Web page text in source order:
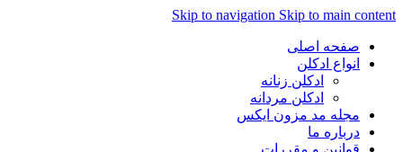
Skip to navigation Skip to main
صفحه اصلی
انواع ادکلن
ادکلن زنانه
ادکلن مردانه
مجله مد مزون ایکس
درباره ما
قوانین و مقررات